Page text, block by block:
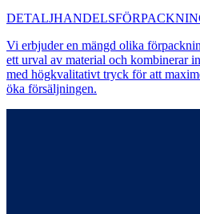
Vi erbjuder en mängd olika
ett urval av material och kombinerar
med högkvalitativt tryck för att
öka försäljningen.